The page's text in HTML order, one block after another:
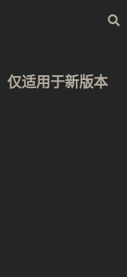
仅适用于新版本